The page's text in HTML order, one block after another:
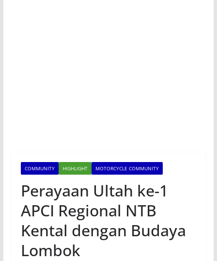
COMMUNITY HIGHLIGHT MOTORCYCLE COMMUNITY
Perayaan Ultah ke-1
APCI Regional NTB
Kental dengan Budaya
Lombok